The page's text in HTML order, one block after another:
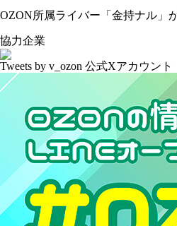
OZON所属ライバー「 金持ナル 」
協力企業
Tweets by v_ozon 公式Xアカウント